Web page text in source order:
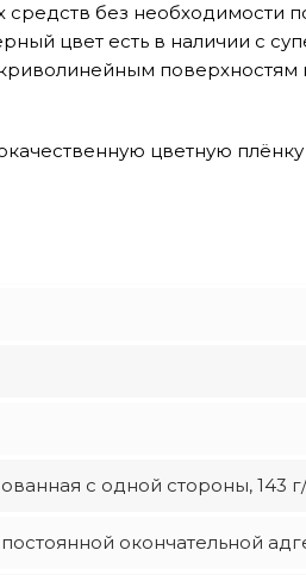
средств без необходимости
цвет есть в наличии с
поверхностям
цветную
с одной стороны, 143
окончательной